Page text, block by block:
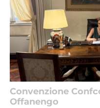
Convenzione
Offanengo